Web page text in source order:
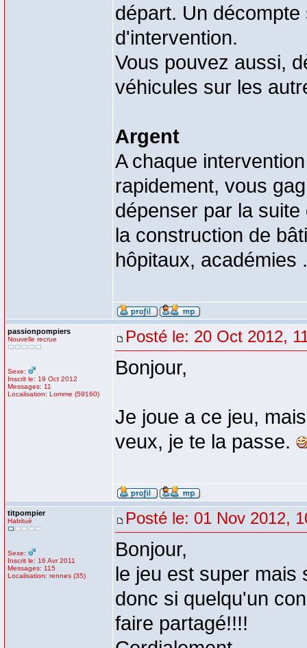
départ. Un
d'intervention.
Vous pouvez aussi,
véhicules sur les
Argent
A chaque
rapidement, vous
dépenser par la
la construction de
hôpitaux, académies
passionpompiers
Nouvelle recrue
Sexe:
Inscrit le: 19 Oct 2012
Messages: 11
Localisation: Lomme (59160)
Posté le: 20 Oct 2012,
Bonjour,
Je joue a ce jeu,
veux, je te la passe.
titpompier
Habitué
Sexe:
Inscrit le: 16 Avr 2011
Messages: 115
Localisation: rennes (35)
Posté le: 01 Nov 2012,
Bonjour,
le jeu est super mais
donc si quelqu'un
faire partagé!!!!